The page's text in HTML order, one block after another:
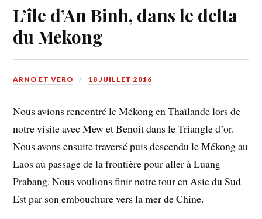
L’île d’An Binh, dans le delta
du Mekong
ARNO ET VERO 18 JUILLET 2016
Nous avions rencontré le Mékong en Thaïlande lors de
notre visite avec Mew et Benoit dans le Triangle d’or.
Nous avons ensuite traversé puis descendu le Mékong au
Laos au passage de la frontière pour aller à Luang
Prabang. Nous voulions finir notre tour en Asie du Sud
Est par son embouchure vers la mer de Chine.